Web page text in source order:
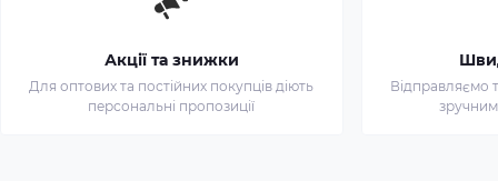
Акції та знижки
Для оптових та постійних покупців діють
персональні пропозиції
Відправляємо